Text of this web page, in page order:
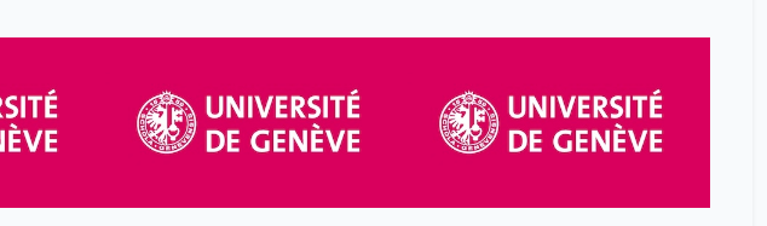
Kratz-Ulmer Aline 8
Mallard Grégoire 8
Marchand Gilles 8